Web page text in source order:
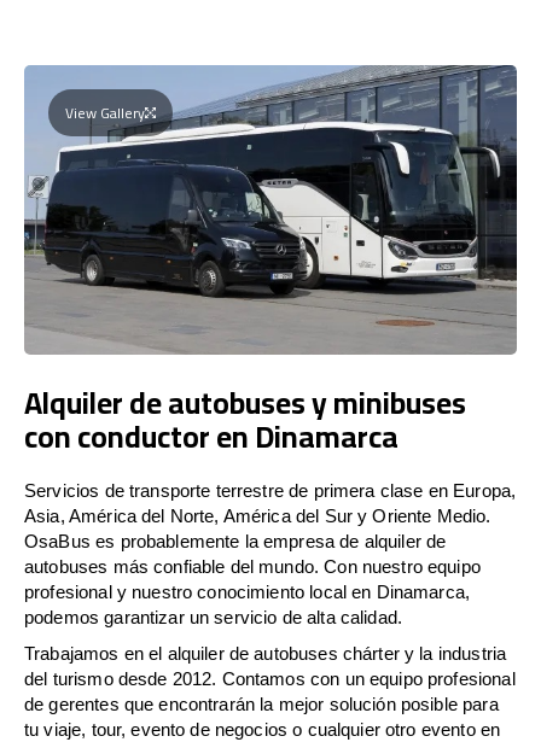
View Gallery
Alquiler de autobuses y minibuses
con conductor en Dinamarca
Servicios de transporte terrestre de primera clase en Europa,
Asia, América del Norte, América del Sur y Oriente Medio.
OsaBus es probablemente la empresa de alquiler de
autobuses más confiable del mundo. Con nuestro equipo
profesional y nuestro conocimiento local en Dinamarca,
podemos garantizar un servicio de alta calidad.
Trabajamos en el alquiler de autobuses chárter y la industria
del turismo desde 2012. Contamos con un equipo profesional
de gerentes que encontrarán la mejor solución posible para
tu viaje, tour, evento de negocios o cualquier otro evento en